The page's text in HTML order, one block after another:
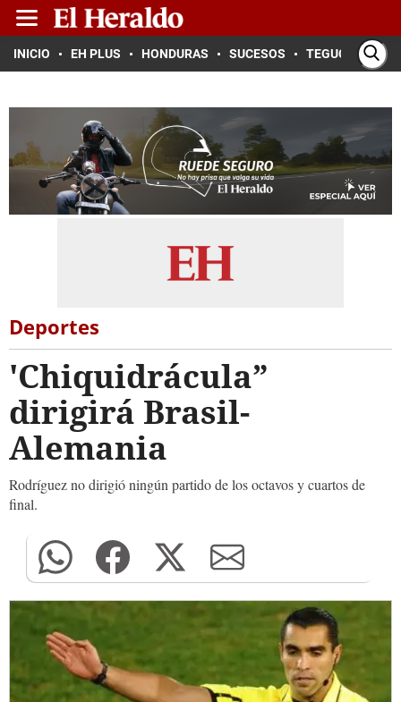
INICIO EH PLUS HONDURAS SUCESOS TEGUCIGALPA
Deportes
'Chiquidrácula”
dirigirá Brasil-
Alemania
Rodríguez no dirigió ningún partido de los octavos y cuartos de
final.